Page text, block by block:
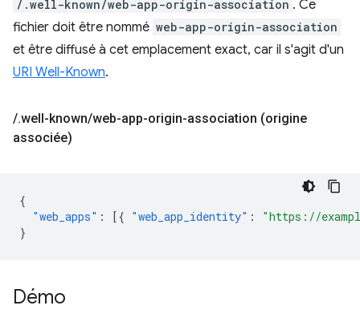
/.well-known/web-app-origin-association . Ce
fichier doit être nommé web-app-origin-association
et être diffusé à cet emplacement exact, car il s'agit d'un
URI Well-Known.
/.well-known/web-app-origin-association (origine
associée)
{
"web_apps" : [{ "web_app_identity" :
"https://
}
Démo